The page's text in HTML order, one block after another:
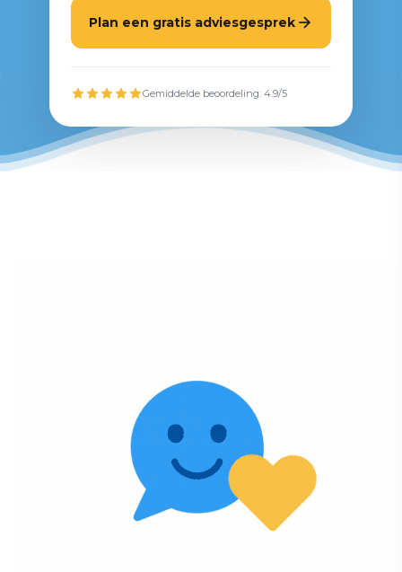
Plan een gratis adviesgesprek
Gemiddelde beoordeling: 4.9/5